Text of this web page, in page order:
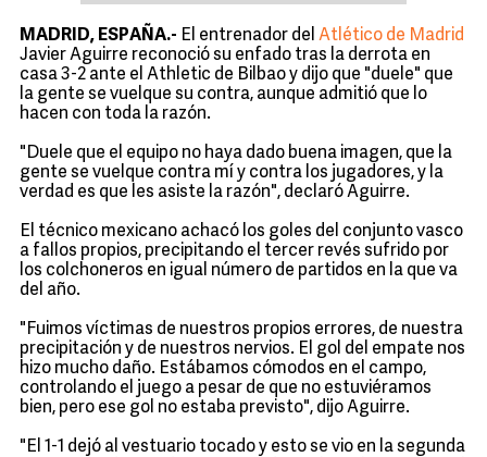
MADRID, ESPAÑA.- El entrenador del Atlético de Madrid
Javier Aguirre reconoció su enfado tras la derrota en
casa 3-2 ante el Athletic de Bilbao y dijo que "duele" que
la gente se vuelque su contra, aunque admitió que lo
hacen con toda la razón.
"Duele que el equipo no haya dado buena imagen, que la
gente se vuelque contra mí y contra los jugadores, y la
verdad es que les asiste la razón", declaró Aguirre.
El técnico mexicano achacó los goles del conjunto vasco
a fallos propios, precipitando el tercer revés sufrido por
los colchoneros en igual número de partidos en la que va
del año.
"Fuimos víctimas de nuestros propios errores, de nuestra
precipitación y de nuestros nervios. El gol del empate nos
hizo mucho daño. Estábamos cómodos en el campo,
controlando el juego a pesar de que no estuviéramos
bien, pero ese gol no estaba previsto", dijo Aguirre.
"El 1-1 dejó al vestuario tocado y esto se vio en la segunda